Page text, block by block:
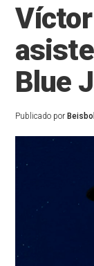
Blue
Publicado por